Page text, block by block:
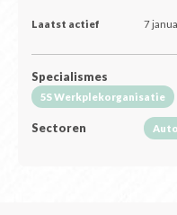
Laatst actief 7
Specialismes
5S Werkplekorganisatie
Sectoren